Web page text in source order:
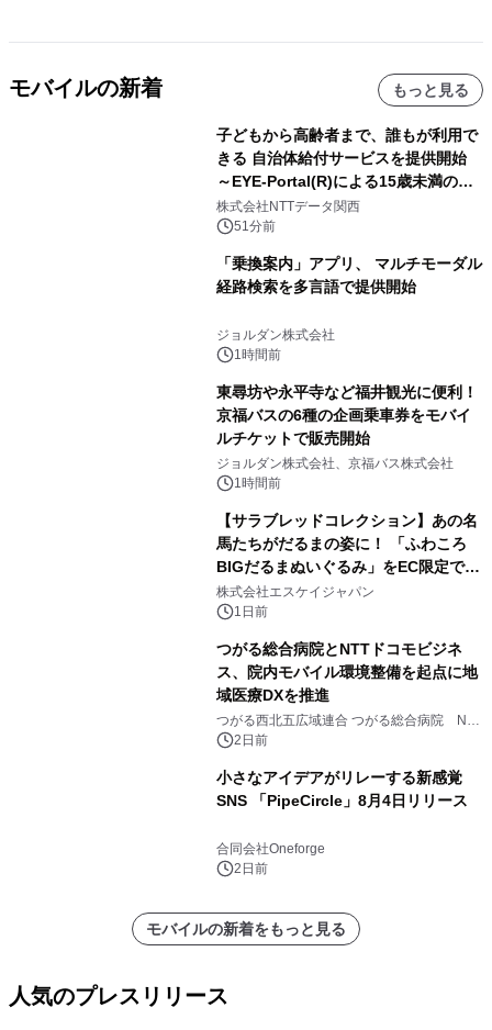
モバイルの新着 もっと見る
子どもから高齢者まで、誰もが利用で
きる 自治体給付サービスを提供開始
～EYE-Portal(R)による15歳未満の本
人認証と デジタルデバイド対策で実現
～
株式会社NTTデータ関西
51分前
「乗換案内」アプリ、 マルチモーダル
経路検索を多言語で提供開始
ジョルダン株式会社
1時間前
東尋坊や永平寺など福井観光に便利！
京福バスの6種の企画乗車券をモバイ
ルチケットで販売開始
ジョルダン株式会社、京福バス株式会社
1時間前
【サラブレッドコレクション】あの名
馬たちがだるまの姿に！ 「ふわころ
BIGだるまぬいぐるみ」をEC限定で受
注販売開始
株式会社エスケイジャパン
1日前
つがる総合病院とNTTドコモビジネ
ス、院内モバイル環境整備を起点に地
域医療DXを推進
つがる西北五広域連合 つがる総合病院 NTT
ドコモビジネス株式会社
2日前
小さなアイデアがリレーする新感覚
SNS 「PipeCircle」8月4日リリース
合同会社Oneforge
2日前
モバイルの新着をもっと見る
人気のプレスリリース